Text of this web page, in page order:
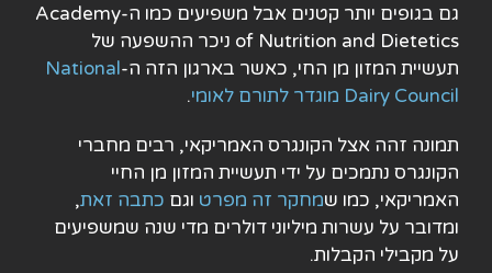
גם בגופים יותר קטנים אבל משפיעים כמו ה-Academy
of Nutrition and Dietetics ניכר ההשפעה של
תעשיית המזון מן החי, כאשר בארגון הזה ה-National
Dairy Council מוגדר לתורם לאומי
.
תמונה זהה אצל הקונגרס האמריקאי, רבים מחברי
הקונגרס נתמכים על ידי תעשיית המזון מן החיי
האמריקאי, כמו שמחקר זה מפרט וגם כתבה זאת,
ומדובר על עשרות מיליוני דולרים מדי שנה שמשפיעים
על מקבילי הקבלות.